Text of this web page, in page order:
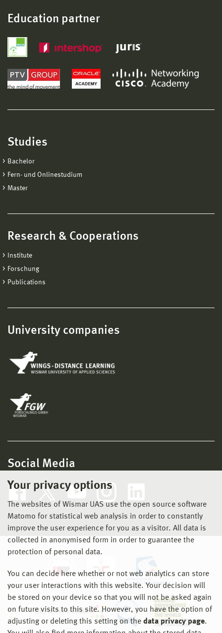
Your privacy options
The websites of Wismar UAS use the open source software
Matomo for statistical web analysis in order to constantly
improve the user experience for you as a visitor. All data is
collected in anonymised form in order to guarantee the
protection of personal data.
You can decide here whether or not web analytics can store
your user interactions with this website. Your decision will
be stored on your device so that you will not be asked again
on future visits to this site. However, you have the option of
adjusting or deleting this setting on the data privacy page.
Education partner
Studies
Bachelor
Fern- und Onlinestudium
Master
Research & Cooperations
Institute
Forschung
Publications
University companies
Social Media